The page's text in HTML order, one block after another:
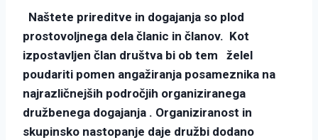
Naštete prireditve in dogajanja so plod
prostovoljnega dela članic in članov. Kot
izpostavljen član društva bi ob tem želel
poudariti pomen angažiranja posameznika na
najrazličnejših področjih organiziranega
družbenega dogajanja . Organiziranost in
skupinsko nastopanje daje družbi dodano